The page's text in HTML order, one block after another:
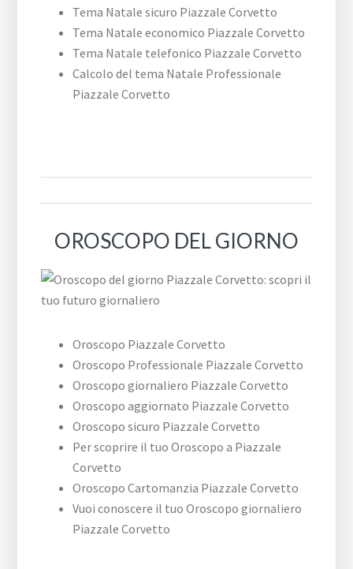
Tema Natale sicuro ​Piazzale ​Corvetto
Tema Natale economico ​Piazzale ​Corvetto
Tema Natale telefonico ​Piazzale ​Corvetto
Calcolo del tema Natale Professionale ​
Piazzale ​Corvetto
OROSCOPO DEL GIORNO
Oroscopo ​Piazzale ​Corvetto
Oroscopo Professionale ​Piazzale ​Corvetto
Oroscopo giornaliero ​Piazzale ​Corvetto
Oroscopo aggiornato ​Piazzale ​Corvetto
Oroscopo sicuro ​Piazzale ​Corvetto
Per scoprire il tuo Oroscopo a ​Piazzale ​
Corvetto
Oroscopo Cartomanzia ​Piazzale ​Corvetto
Vuoi conoscere il tuo Oroscopo giornaliero ​
Piazzale ​Corvetto